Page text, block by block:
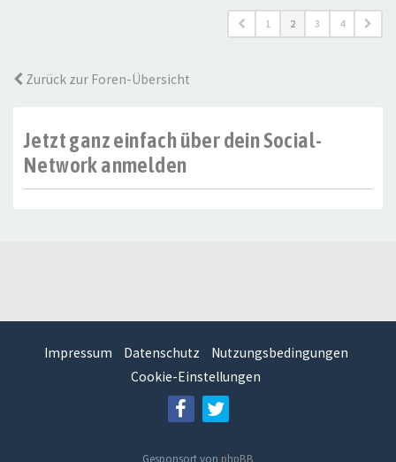
1 2 3 4
Zurück zur Foren-Übersicht
Jetzt ganz einfach über dein Social-
Network anmelden
Impressum Datenschutz
Nutzungsbedingungen
Cookie-Einstellungen
Gesponsort von phpBB